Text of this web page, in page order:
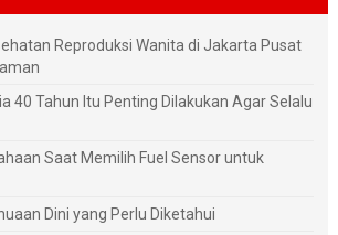
Reproduksi Wanita di Jakarta Pusat
40 Tahun Itu Penting Dilakukan Agar Selalu
Saat Memilih Fuel Sensor untuk
Dini yang Perlu Diketahui